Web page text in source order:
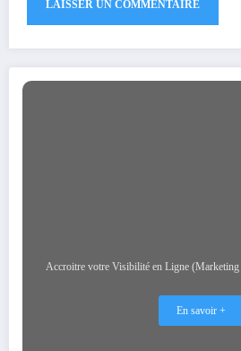
Accroitre votre Visibilité en Ligne
En savoir +